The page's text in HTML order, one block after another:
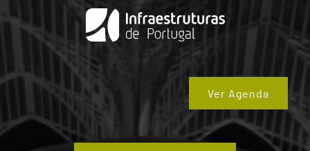
Ver Agenda